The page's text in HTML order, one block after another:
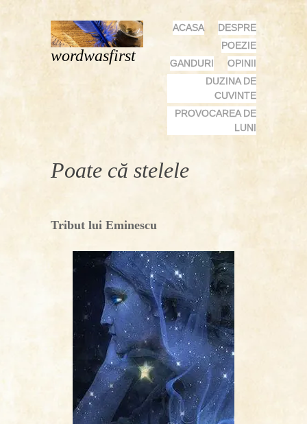
wordwasfirst
MENU
SKIP
CONTENT
ACASA
DESPRE
POEZIE
GANDURI
OPINII
DUZINA DE
CUVINTE
PROVOCAREA DE
LUNI
Poate că stelele
Tribut lui Eminescu